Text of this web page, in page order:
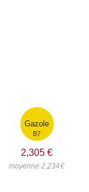
Gazole
B7
2,305 €
moyenne 2,234€